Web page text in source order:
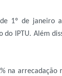
de 1º de janeiro
IPTU. Além
na arrecadação